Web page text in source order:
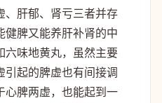
、肝郁、肾亏三者并存
健脾又能养肝补肾的中
六味地黄丸，虽然主要
引起的脾虚也有间接调
心脾两虚，也能起到一